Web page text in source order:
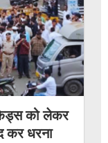
को लेकर
कर धरना